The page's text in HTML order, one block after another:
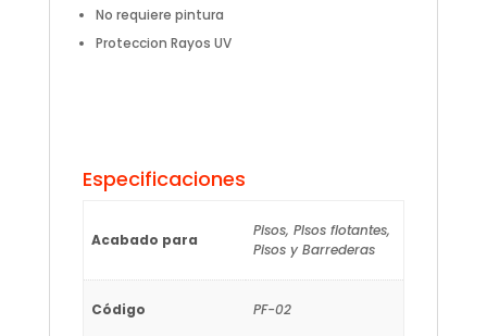
No requiere pintura
Proteccion Rayos UV
Especificaciones
Acabado para
Pisos, PIsos flotantes,
Pisos y Barrederas
Código PF-02